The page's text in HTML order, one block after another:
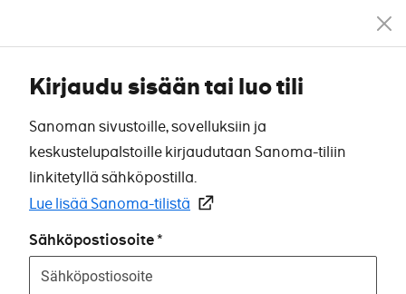
Kirjaudu sisään tai luo tili
Sanoman sivustoille, sovelluksiin ja
keskustelupalstoille kirjaudutaan Sanoma-tiliin
linkitetyllä sähköpostilla.
Lue lisää Sanoma-tilistä
Sähköpostiosoite